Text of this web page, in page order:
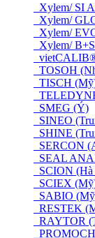
Xylem/ SI
Xylem/
Xylem/
Xylem/
TOSOH
TISCH
SMEG (Ý)
SINEO
SHINE
SERCON
SEAL
SCION (Hà
SCIEX
SABIO
RESTEK
RAYTOR